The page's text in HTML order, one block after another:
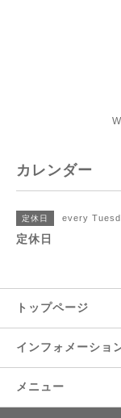
カレンダー
定休日 every
定休日
トップページ
インフォメーショ
メニュー